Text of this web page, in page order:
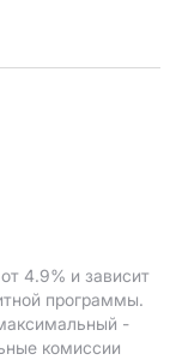
4.9% и зависит
программы.
-
комиссии